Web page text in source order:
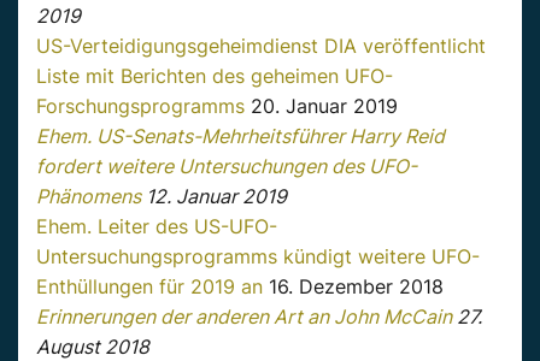
2019
US-Verteidigungsgeheimdienst DIA veröffentlicht
Liste mit Berichten des geheimen UFO-
Forschungsprogramms 20. Januar 2019
Ehem. US-Senats-Mehrheitsführer Harry Reid
fordert weitere Untersuchungen des UFO-
Phänomens12. Januar 2019
Ehem. Leiter des US-UFO-
Untersuchungsprogramms kündigt weitere UFO-
Enthüllungen für 2019 an 16. Dezember 2018
Erinnerungen der anderen Art an John McCain27.
August 2018